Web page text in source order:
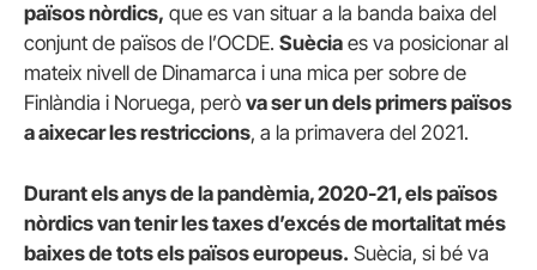
països nòrdics, que es van situar a la banda baixa del
conjunt de països de l’OCDE. Suècia es va posicionar al
mateix nivell de Dinamarca i una mica per sobre de
Finlàndia i Noruega, però va ser un dels primers països
a aixecar les restriccions, a la primavera del 2021.
Durant els anys de la pandèmia, 2020-21, els països
nòrdics van tenir les taxes d’excés de mortalitat més
baixes de tots els països europeus. Suècia, si bé va